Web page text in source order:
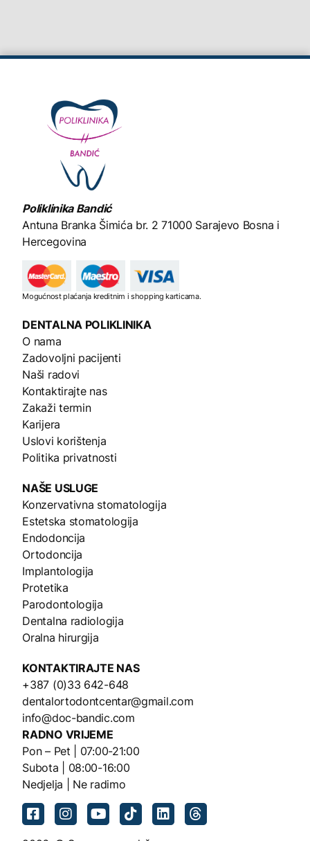
Poliklinika Bandić
Antuna Branka Šimića br. 2 71000 Sarajevo Bosna i
Hercegovina
Mogućnost plaćanja kreditnim i shopping karticama.
DENTALNA POLIKLINIKA
O nama
Zadovoljni pacijenti
Naši radovi
Kontaktirajte nas
Zakaži termin
Karijera
Uslovi korištenja
Politika privatnosti
NAŠE USLUGE
Konzervativna stomatologija
Estetska stomatologija
Endodoncija
Ortodoncija
Implantologija
Protetika
Parodontologija
Dentalna radiologija
Oralna hirurgija
KONTAKTIRAJTE NAS
+387 (0)33 642-648
dentalortodontcentar@gmail.com
info@doc-bandic.com
RADNO VRIJEME
Pon – Pet | 07:00-21:00
Subota | 08:00-16:00
Nedjelja | Ne radimo